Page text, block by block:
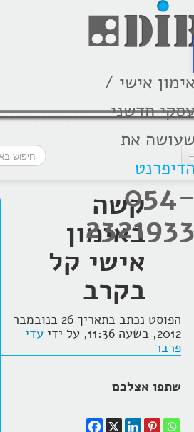
אישי /
חדשני
את
בתקשורת
הרצאות
קשה
באימון
אישי קל
בקרב
הפוסט נכתב בתאריך 26 בנובמבר
2012, בשעה 11:36, על ידי
עדי
פרבר
שתפו אצלכם